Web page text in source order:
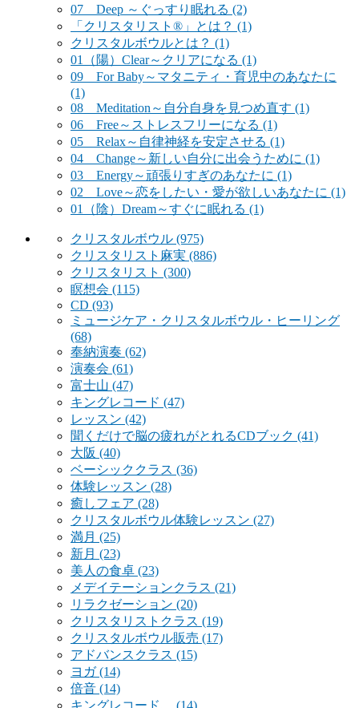
07 Deep ～ぐっすり眠れる (2)
「クリスタリスト®」とは？ (1)
クリスタルボウルとは？ (1)
01（陽）Clear～クリアになる (1)
09 For Baby～マタニティ・育児中のあなたに
(1)
08 Meditation～自分自身を見つめ直す (1)
06 Free～ストレスフリーになる (1)
05 Relax～自律神経を安定させる (1)
04 Change～新しい自分に出会うために (1)
03 Energy～頑張りすぎのあなたに (1)
02 Love～恋をしたい・愛が欲しいあなたに (1)
01（陰）Dream～すぐに眠れる (1)
クリスタルボウル (975)
クリスタリスト麻実 (886)
クリスタリスト (300)
瞑想会 (115)
CD (93)
ミュージケア・クリスタルボウル・ヒーリング
(68)
奉納演奏 (62)
演奏会 (61)
富士山 (47)
キングレコード (47)
レッスン (42)
聞くだけで脳の疲れがとれるCDブック (41)
大阪 (40)
ベーシッククラス (36)
体験レッスン (28)
癒しフェア (28)
クリスタルボウル体験レッスン (27)
満月 (25)
新月 (23)
美人の食卓 (23)
メデイテーションクラス (21)
リラクゼーション (20)
クリスタリストクラス (19)
クリスタルボウル販売 (17)
アドバンスクラス (15)
ヨガ(14)
倍音 (14)
キングレコード、 (14)